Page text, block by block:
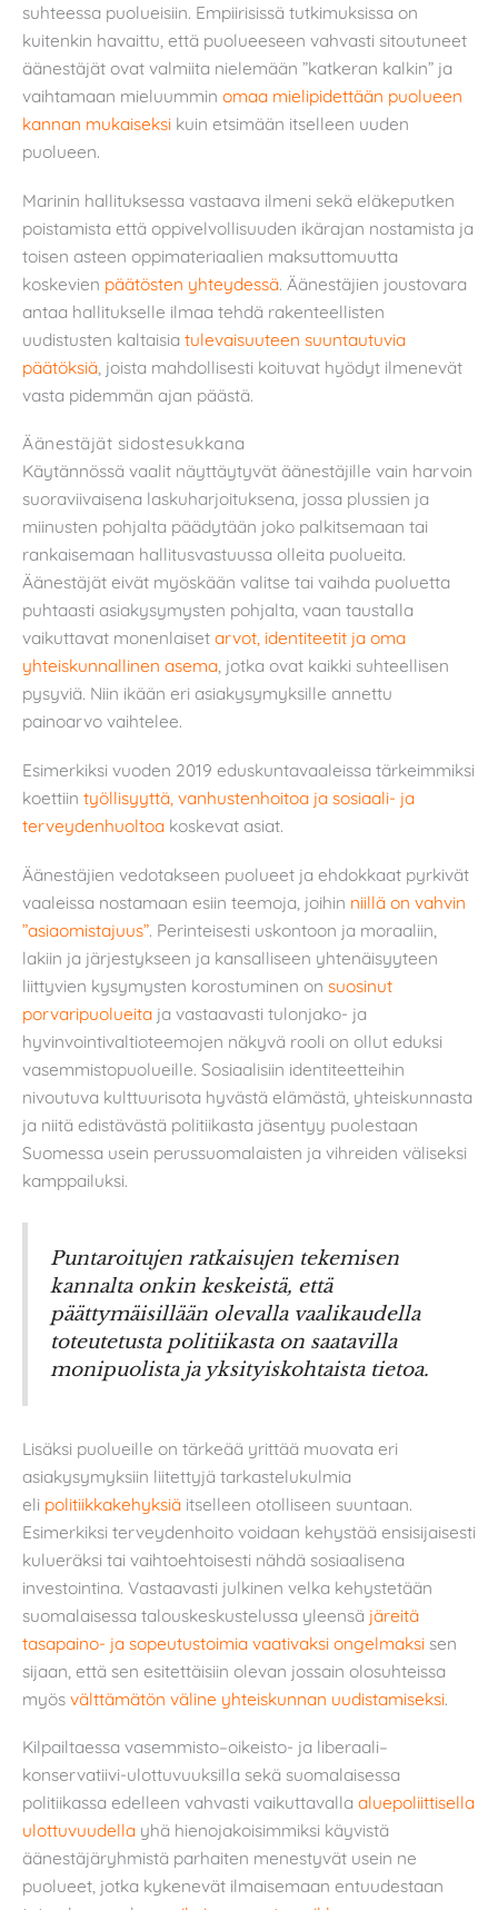
suhteessa puolueisiin. Empiirisissä tutkimuksissa on
kuitenkin havaittu, että puolueeseen vahvasti sitoutuneet
äänestäjät ovat valmiita nielemään ”katkeran kalkin” ja
vaihtamaan mieluummin omaa mielipidettään puolueen
kannan mukaiseksi kuin etsimään itselleen uuden
puolueen.
Marinin hallituksessa vastaava ilmeni sekä eläkeputken
poistamista että oppivelvollisuuden ikärajan nostamista ja
toisen asteen oppimateriaalien maksuttomuutta
koskevien päätösten yhteydessä. Äänestäjien joustovara
antaa hallitukselle ilmaa tehdä rakenteellisten
uudistusten kaltaisia tulevaisuuteen suuntautuvia
päätöksiä , joista mahdollisesti koituvat hyödyt ilmenevät
vasta pidemmän ajan päästä.
Äänestäjät sidostesukkana
Käytännössä vaalit näyttäytyvät äänestäjille vain harvoin
suoraviivaisena laskuharjoituksena, jossa plussien ja
miinusten pohjalta päädytään joko palkitsemaan tai
rankaisemaan hallitusvastuussa olleita puolueita.
Äänestäjät eivät myöskään valitse tai vaihda puoluetta
puhtaasti asiakysymysten pohjalta, vaan taustalla
vaikuttavat monenlaiset arvot, identiteetit ja oma
yhteiskunnallinen asema, jotka ovat kaikki suhteellisen
pysyviä. Niin ikään eri asiakysymyksille annettu
painoarvo vaihtelee.
Esimerkiksi vuoden 2019 eduskuntavaaleissa tärkeimmiksi
koettiin työllisyyttä, vanhustenhoitoa ja sosiaali- ja
terveydenhuoltoa koskevat asiat.
Äänestäjien vedotakseen puolueet ja ehdokkaat pyrkivät
vaaleissa nostamaan esiin teemoja, joihin niillä on vahvin
”asiaomistajuus”. Perinteisesti uskontoon ja moraaliin,
lakiin ja järjestykseen ja kansalliseen yhtenäisyyteen
liittyvien kysymysten korostuminen on suosinut
porvaripuolueita ja vastaavasti tulonjako- ja
hyvinvointivaltioteemojen näkyvä rooli on ollut eduksi
vasemmistopuolueille. Sosiaalisiin identiteetteihin
nivoutuva kulttuurisota hyvästä elämästä, yhteiskunnasta
ja niitä edistävästä politiikasta jäsentyy puolestaan
Suomessa usein perussuomalaisten ja vihreiden väliseksi
kamppailuksi.
Puntaroitujen ratkaisujen tekemisen
kannalta onkin keskeistä, että
päättymäisillään olevalla vaalikaudella
toteutetusta politiikasta on saatavilla
monipuolista ja yksityiskohtaista tietoa.
Lisäksi puolueille on tärkeää yrittää muovata eri
asiakysymyksiin liitettyjä tarkastelukulmia
eli politiikkakehyksiä itselleen otolliseen suuntaan.
Esimerkiksi terveydenhoito voidaan kehystää ensisijaisesti
kulueräksi tai vaihtoehtoisesti nähdä sosiaalisena
investointina. Vastaavasti julkinen velka kehystetään
suomalaisessa talouskeskustelussa yleensä järeitä
tasapaino- ja sopeutustoimia vaativaksi ongelmaksi sen
sijaan, että sen esitettäisiin olevan jossain olosuhteissa
myös välttämätön väline yhteiskunnan uudistamiseksi.
Kilpailtaessa vasemmisto–oikeisto- ja liberaali–
konservatiivi-ulottuvuuksilla sekä suomalaisessa
politiikassa edelleen vahvasti vaikuttavalla aluepoliittisella
ulottuvuudella yhä hienojakoisimmiksi käyvistä
äänestäjäryhmistä parhaiten menestyvät usein ne
puolueet, jotka kykenevät ilmaisemaan entuudestaan